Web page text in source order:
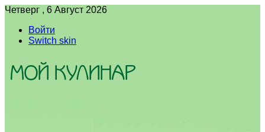
Четверг , 6 Август 2026
Войти
Switch skin